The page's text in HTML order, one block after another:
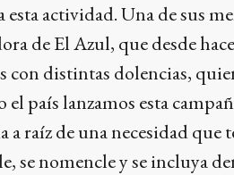
actividad. Una de sus
de El Azul, que desde
con distintas dolencias,
país lanzamos esta
raíz de una necesidad que
se nomencle y se incluya